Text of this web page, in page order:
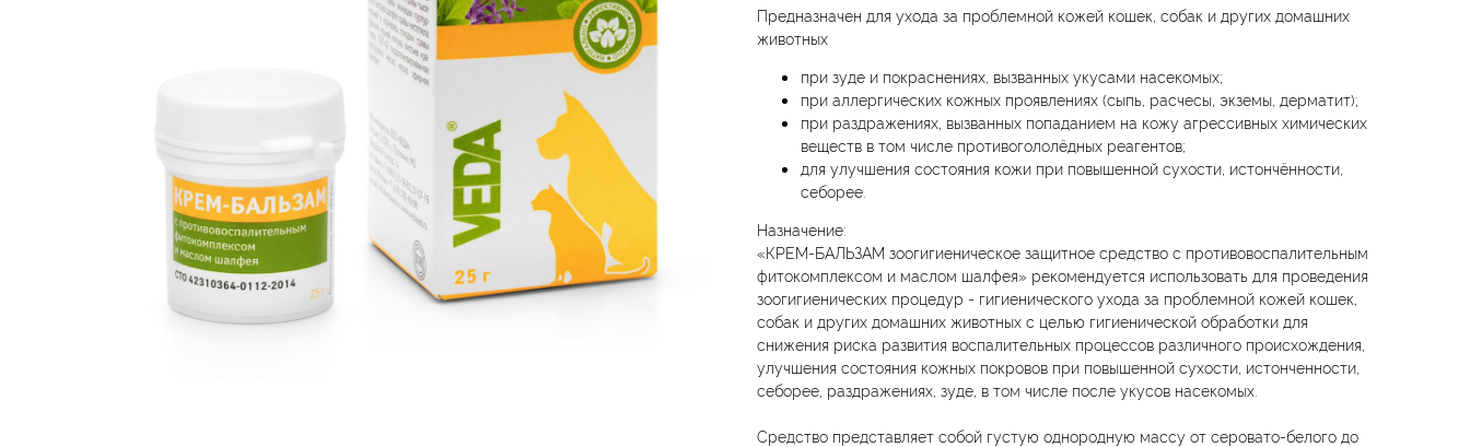
Предназначен для ухода за проблемной кожей кошек, собак и других домашних
животных
при зуде и покраснениях, вызванных укусами насекомых;
при аллергических кожных проявлениях (сыпь, расчесы, экземы, дерматит);
при раздражениях, вызванных попаданием на кожу агрессивных химических
веществ в том числе противогололёдных реагентов;
для улучшения состояния кожи при повышенной сухости, истончённости,
себорее.
Назначение:
«КРЕМ-БАЛЬЗАМ зоогигиеническое защитное средство с противовоспалительным
фитокомплексом и маслом шалфея» рекомендуется использовать для проведения
зоогигиенических процедур - гигиенического ухода за проблемной кожей кошек,
собак и других домашних животных с целью гигиенической обработки для
снижения риска развития воспалительных процессов различного происхождения,
улучшения состояния кожных покровов при повышенной сухости, истонченности,
себорее, раздражениях, зуде, в том числе после укусов насекомых.
Средство представляет собой густую однородную массу от серовато-белого до